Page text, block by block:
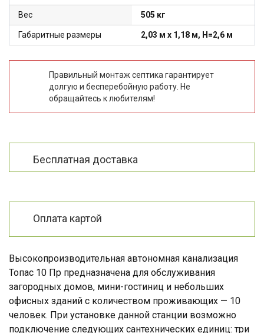
Вес 505 кг
Габаритные размеры 2,03 м x 1,18 м, H=2,6 м
Правильный монтаж септика гарантирует
долгую и бесперебойную работу. Не
обращайтесь к любителям!
Бесплатная доставка
Оплата картой
Высокопроизводительная автономная канализация
Топас 10 Пр предназначена для обслуживания
загородных домов, мини-гостиниц и небольших
офисных зданий с количеством проживающих — 10
человек. При установке данной станции возможно
подключение следующих сантехнических единиц: три